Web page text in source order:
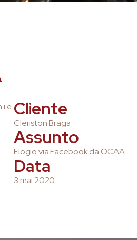
i e Cliente
Cleriston Braga
Assunto
Elogio via Facebook da OCAA
Data
3 mai 2020